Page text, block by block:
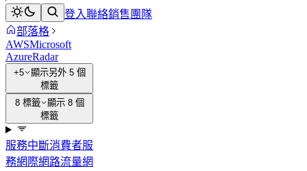
登入聯絡銷售團隊
部落格
AWSMicrosoft
AzureRadar
+5
顯示另外 5 個
標籤
8 標籤
顯示 8 個
標籤
服務中斷消費者服
務網際網路流量網